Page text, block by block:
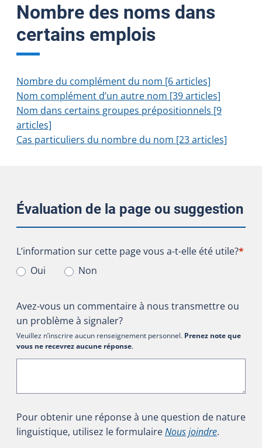
Nombre des noms dans
certains emplois
Nombre du complément du nom [6 articles]
Nom complément d’un autre nom [39 articles]
Nom dans certains groupes prépositionnels [9
articles]
Cas particuliers du nombre du nom [23 articles]
Évaluation de la page ou suggestion
L’information sur cette page vous a-t-elle été utile?
L’information sur cette page vous a-t-elle été utile?*
Oui
Non
Avez-vous un commentaire à nous transmettre ou
un problème à signaler?
Veuillez n’inscrire aucun renseignement personnel. Prenez note que
vous ne recevrez aucune réponse.
Pour obtenir une réponse à une question de nature
linguistique, utilisez le formulaireNous joindre.